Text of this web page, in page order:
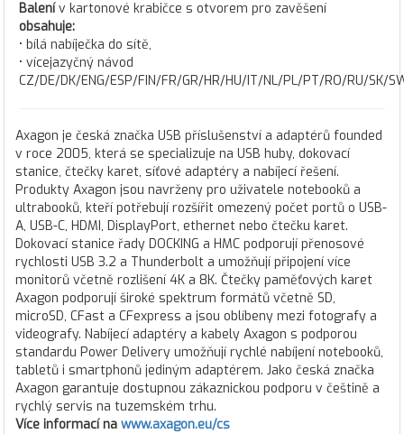
Balenív kartonové krabičce s otvorem pro zavěšení
obsahuje:
• bílá nabíječka do sítě,
• vícejazyčný návod
CZ/DE/DK/ENG/ESP/FIN/FR/GR/HR/HU/IT/NL/PL/PT/RO/RU/SK/
Axagon je česká značka USB příslušenství a adaptérů founded
v roce 2005, která se specializuje na USB huby, dokovací
stanice, čtečky karet, síťové adaptéry a nabíjecí řešení.
Produkty Axagon jsou navrženy pro uživatele notebooků a
ultrabooků, kteří potřebují rozšířit omezený počet portů o USB-
A, USB-C, HDMI, DisplayPort, ethernet nebo čtečku karet.
Dokovací stanice řady DOCKING a HMC podporují přenosové
rychlosti USB 3.2 a Thunderbolt a umožňují připojení více
monitorů včetně rozlišení 4K a 8K. Čtečky paměťových karet
Axagon podporují široké spektrum formátů včetně SD,
microSD, CFast a CFexpress a jsou oblíbeny mezi fotografy a
videografy. Nabíjecí adaptéry a kabely Axagon s podporou
standardu Power Delivery umožňují rychlé nabíjení notebooků,
tabletů i smartphonů jediným adaptérem. Jako česká značka
Axagon garantuje dostupnou zákaznickou podporu v češtině a
rychlý servis na tuzemském trhu.
Více informací na www.axagon.eu/cs